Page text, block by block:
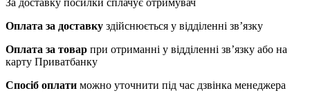
Оплата за доставку здійснюється у відділенні зв’язку
Оплата за товар при отриманні у відділенні зв’язку або на
карту Приватбанку
Спосіб оплати можно уточнити під час дзвінка менеджера